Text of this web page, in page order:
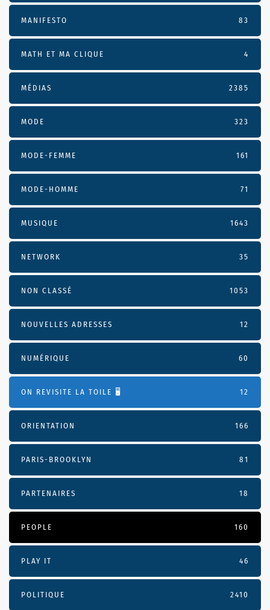
MANIFESTO 83
MATH ET MA CLIQUE 4
MÉDIAS 2385
MODE 323
MODE-FEMME 161
MODE-HOMME 71
MUSIQUE 1643
NETWORK 35
NON CLASSÉ 1053
NOUVELLES ADRESSES 12
NUMÉRIQUE 60
ON REVISITE LA TOILE 🖥️ 12
ORIENTATION 166
PARIS-BROOKLYN 81
PARTENAIRES 18
PEOPLE 160
PLAY IT 46
POLITIQUE 2410